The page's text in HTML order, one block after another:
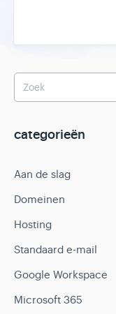
categorieën
Aan de slag
Domeinen
Hosting
Standaard e-mail
Google Workspace
Microsoft 365